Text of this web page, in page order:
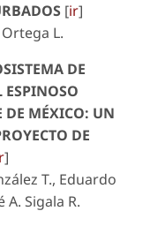
[ir]
L.
DE
ESPINOSO
DE MÉXICO: UN
DE
]
T., Eduardo
A. Sigala R.